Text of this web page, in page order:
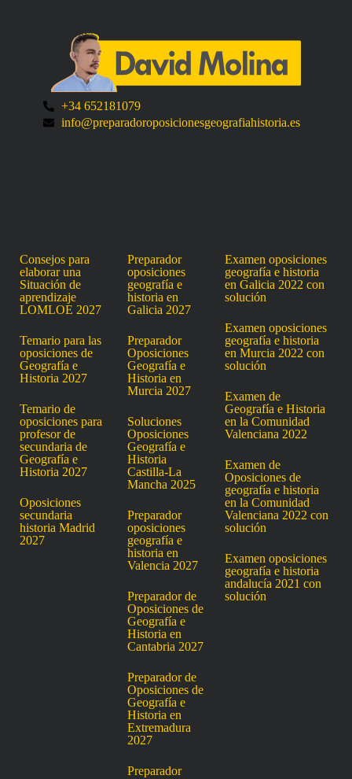
+34 652181079
info@preparadoroposicionesgeografiahistoria.es
Consejos para
elaborar una
Situación de
aprendizaje
LOMLOE 2027
Temario para las
oposiciones de
Geografía e
Historia 2027
Temario de
oposiciones para
profesor de
secundaria de
Geografía e
Historia 2027
Oposiciones
secundaria
historia Madrid
2027
Preparador
oposiciones
geografía e
historia en
Galicia 2027
Preparador
Oposiciones
Geografía e
Historia en
Murcia 2027
Soluciones
Oposiciones
Geografía e
Historia
Castilla-La
Mancha 2025
Preparador
oposiciones
geografía e
historia en
Valencia 2027
Preparador de
Oposiciones de
Geografía e
Historia en
Cantabria 2027
Preparador de
Oposiciones de
Geografía e
Historia en
Extremadura
2027
Preparador
Examen oposiciones
geografía e historia
en Galicia 2022 con
solución
Examen oposiciones
geografía e historia
en Murcia 2022 con
solución
Examen de
Geografía e Historia
en la Comunidad
Valenciana 2022
Examen de
Oposiciones de
geografía e historia
en la Comunidad
Valenciana 2022 con
solución
Examen oposiciones
geografía e historia
andalucía 2021 con
solución